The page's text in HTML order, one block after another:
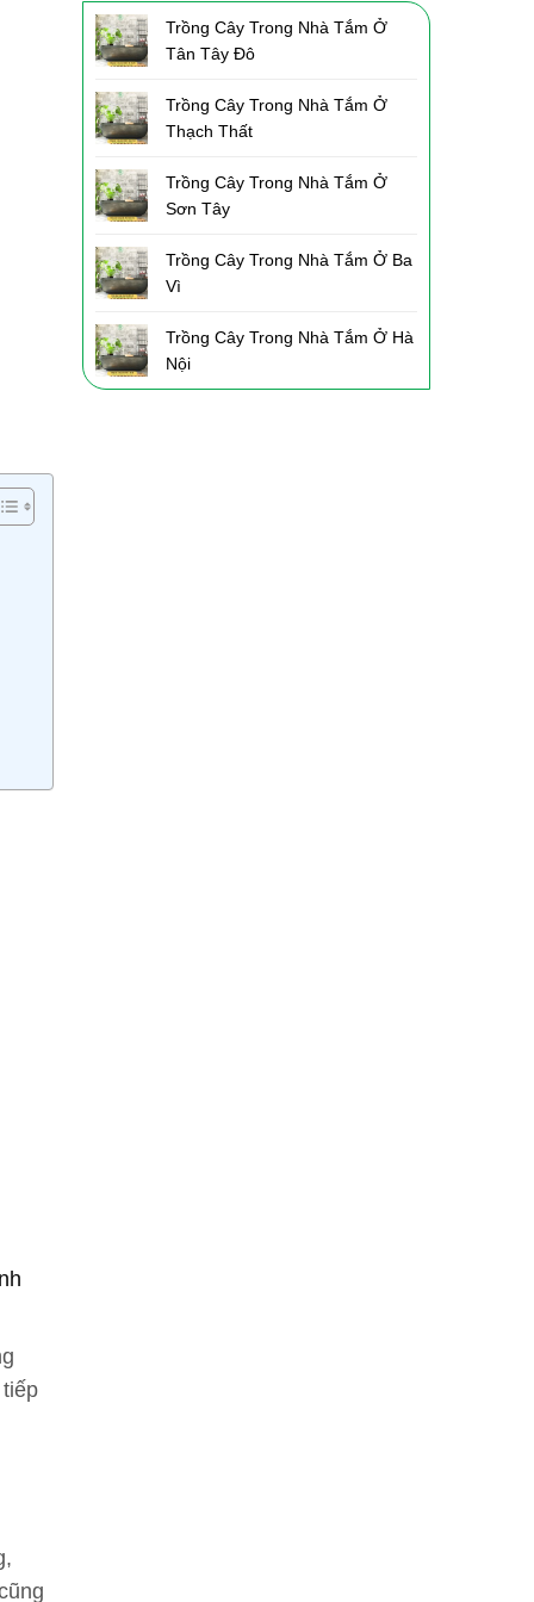
Trồng Cây Trong Nhà Tắm Ở
Tân Tây Đô
Trồng Cây Trong Nhà Tắm Ở
Thạch Thất
Trồng Cây Trong Nhà Tắm Ở
Sơn Tây
Trồng Cây Trong Nhà Tắm Ở Ba
Vì
Trồng Cây Trong Nhà Tắm Ở Hà
Nội